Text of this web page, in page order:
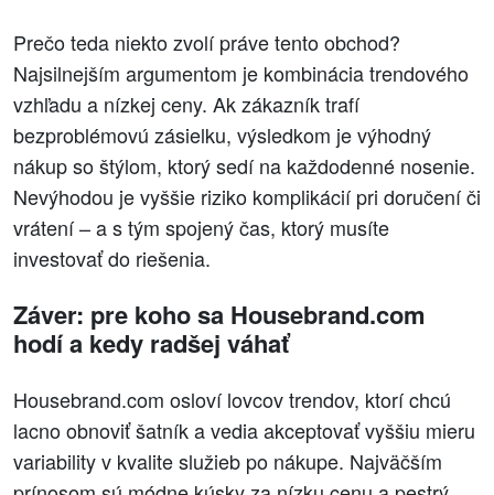
Prečo teda niekto zvolí práve tento obchod?
Najsilnejším argumentom je kombinácia trendového
vzhľadu a nízkej ceny. Ak zákazník trafí
bezproblémovú zásielku, výsledkom je výhodný
nákup so štýlom, ktorý sedí na každodenné nosenie.
Nevýhodou je vyššie riziko komplikácií pri doručení či
vrátení – a s tým spojený čas, ktorý musíte
investovať do riešenia.
Záver: pre koho sa Housebrand.com
hodí a kedy radšej váhať
Housebrand.com osloví lovcov trendov, ktorí chcú
lacno obnoviť šatník a vedia akceptovať vyššiu mieru
variability v kvalite služieb po nákupe. Najväčším